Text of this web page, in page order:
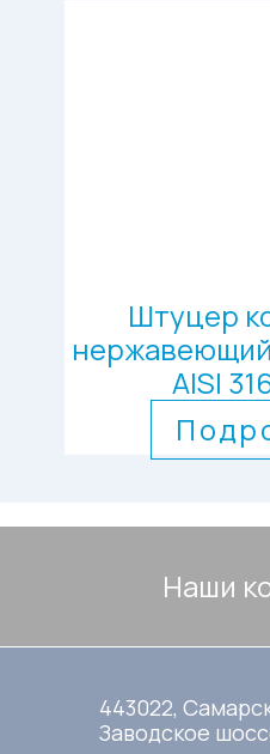
Штуцер
AISI
Наши
443022,
Заводское